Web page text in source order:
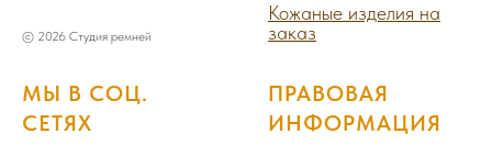
© 2026 Студия ремней
Кожаные изделия на
заказ
МЫ В СОЦ.
СЕТЯХ
ПРАВОВАЯ
ИНФОРМАЦИЯ